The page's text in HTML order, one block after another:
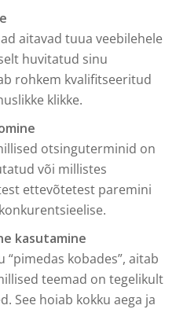
aitavad tuua veebilehele
huvitatud sinu
rohkem kvalifitseeritud
klikke.
otsinguterminid on
või millistes
ettevõtetest paremini
kasutamine
“pimedas kobades”, aitab
teemad on tegelikult
See hoiab kokku aega ja